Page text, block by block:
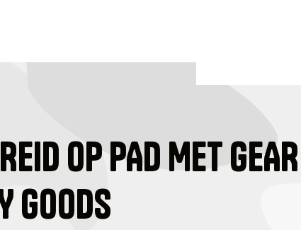
OP PAD MET GEAR
GOODS